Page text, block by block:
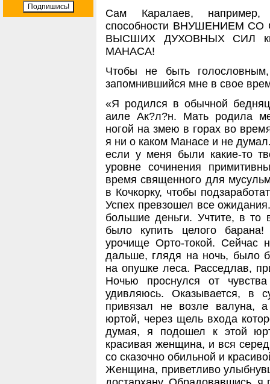
Сам Каралаев, например,
способности ВНУШЕНИЕМ
ВЫСШИХ ДУХОВНЫХ СИЛ
МАНАСА!
Чтобы не быть
запомнившийся мне в свое
«Я родился в обычной
аиле Ак?л?н. Мать родила
ногой на змею в горах во
я ни о каком Манасе и не
если у меня были какие-то
уровне сочинения
время священного для
в Кочкорку, чтобы
Успех превзошел все
большие деньги. Учтите, в
было купить целого
урочище Орто-токой. Сейчас
дальше, глядя на ночь, было
на опушке леса. Расседлав,
Ночью проснулся от
удивляюсь. Оказывается, в
привязал не возле валуна,
юртой, через щель входа
думая, я подошел к этой
красивая женщина, и вся
со сказочно обильной и
Женщина, приветливо